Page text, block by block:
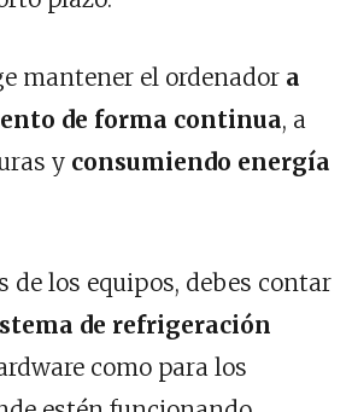
mantener el ordenador a
de forma continua, a
y consumiendo energía
de los equipos, debes contar
de refrigeración
como para los